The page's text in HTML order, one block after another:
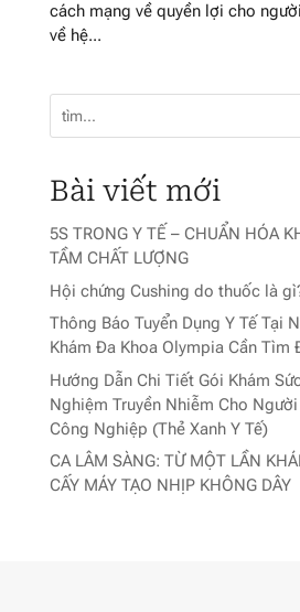
cách mạng về quyền lợi cho
về hệ...
Bài viết mới
5S TRONG Y TẾ – CHUẨN HÓA
TẦM CHẤT LƯỢNG
Hội chứng Cushing do thuốc là
Thông Báo Tuyển Dụng Y Tế Tại
Khám Đa Khoa Olympia Cần Tìm
Hướng Dẫn Chi Tiết Gói Khám
Nghiệm Truyền Nhiễm Cho
Công Nghiệp (Thẻ Xanh Y Tế)
CA LÂM SÀNG: TỪ MỘT LẦN
CẤY MÁY TẠO NHỊP KHÔNG DÂY